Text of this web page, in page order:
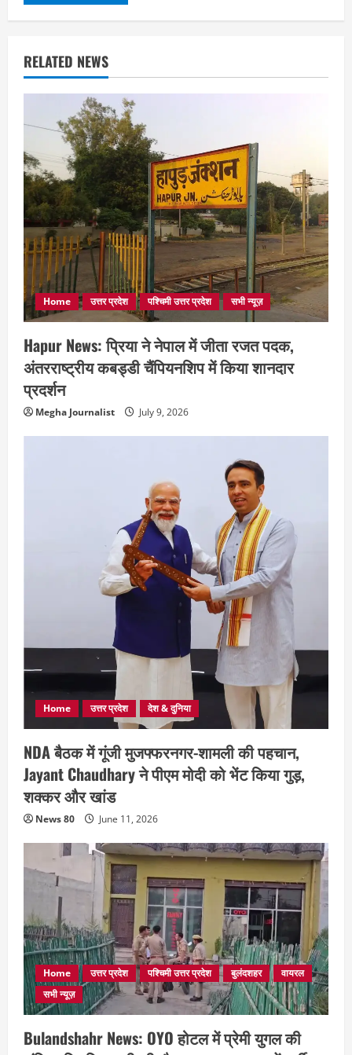
RELATED NEWS
Home उत्तर प्रदेश पश्चिमी उत्तर प्रदेश सभी न्यूज़
Hapur News: प्रिया ने नेपाल में जीता रजत पदक,
अंतरराष्ट्रीय कबड्डी चैंपियनशिप में किया शानदार
प्रदर्शन
Megha Journalist July 9, 2026
Home उत्तर प्रदेश देश & दुनिया
NDA बैठक में गूंजी मुजफ्फरनगर-शामली की पहचान,
Jayant Chaudhary ने पीएम मोदी को भेंट किया गुड़,
शक्कर और खांड
News 80 June 11, 2026
Home उत्तर प्रदेश पश्चिमी उत्तर प्रदेश बुलंदशहर
वायरल
सभी न्यूज़
Bulandshahr News: OYO होटल में प्रेमी युगल की